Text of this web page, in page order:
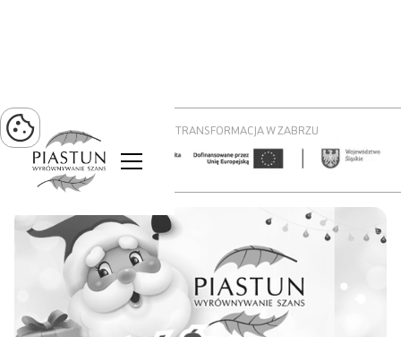
PROJEKT ZIELONA TRANSFORMACJA W ZABRZU